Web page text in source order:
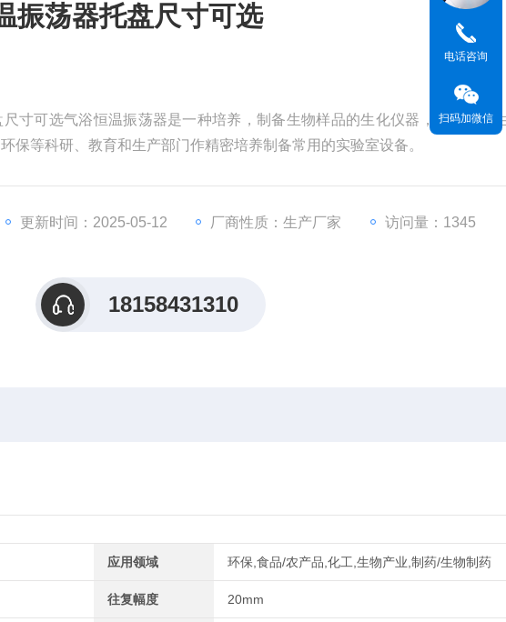
振荡器托盘尺寸可选
寸可选气浴恒温振荡器是一种培养，制备生物样品的生化仪器，是植物、
保等科研、教育和生产部门作精密培养制备常用的实验室设备。
更新时间：2025-05-12 厂商性质：生产厂家 访问量：1345
18158431310
应用领域 环保,食品/农产品,化工,生物产业,制药/生物制药
往复幅度 20mm
电话咨询
扫码加微信